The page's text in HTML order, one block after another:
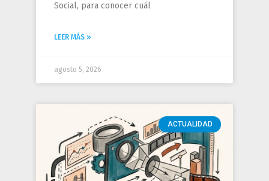
Social, para conocer cuál
LEER MÁS »
agosto 5, 2026
ACTUALIDAD